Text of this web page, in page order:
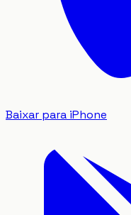
Baixar para iPhone